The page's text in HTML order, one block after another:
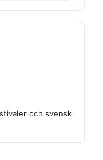
och svensk